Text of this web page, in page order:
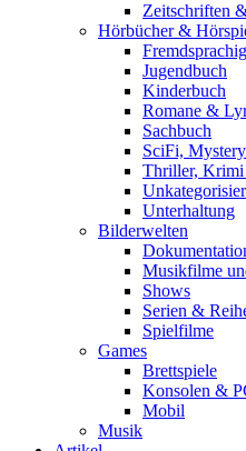
Zeitschriften
Hörbücher &
Jugendbuch
Kinderbuch
Romane &
Sachbuch
SciFi,
Thriller,
Unterhaltung
Bilderwelten
Musikfilme
Shows
Serien &
Spielfilme
Games
Brettspiele
Konsolen &
Mobil
Musik